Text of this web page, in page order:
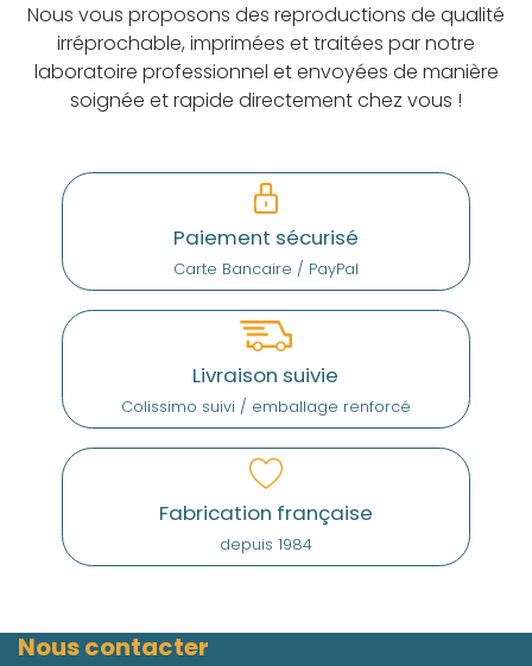
Nous vous proposons des reproductions de qualité
irréprochable, imprimées et traitées par notre
laboratoire professionnel et envoyées de manière
soignée et rapide directement chez vous !
Paiement sécurisé
Carte Bancaire / PayPal
Livraison suivie
Colissimo suivi / emballage renforcé
Fabrication française
depuis 1984
Nous contacter